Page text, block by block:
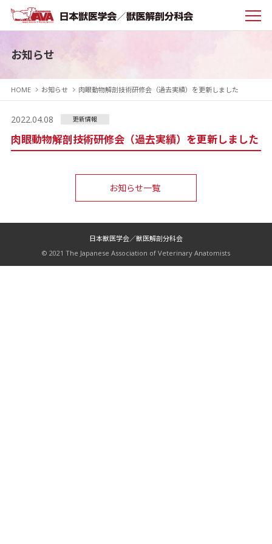
お知らせ
HOME お知らせ 肉眼動物解剖技術研修会（過去実績）を更新しました
2022.04.08 更新情報
肉眼動物解剖技術研修会（過去実績）を更新しました
お知らせ一覧
日本獣医学会／獣医解剖分科会
© 2021 The Japanese Association of Veterinary Anatomists